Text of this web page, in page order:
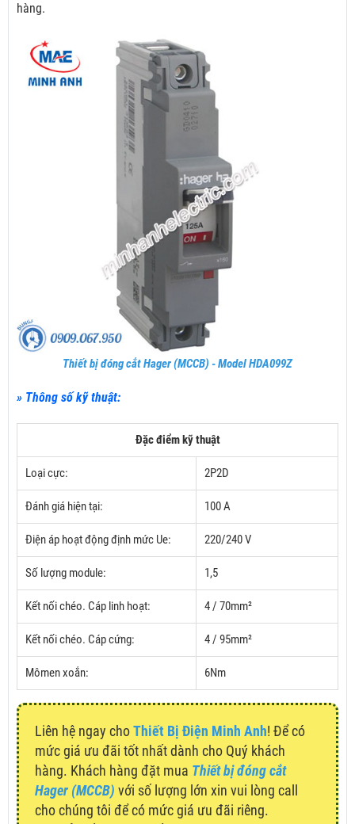
hàng.
Thiết bị đóng cắt Hager (MCCB) - Model HDA099Z
» Thông số kỹ thuật:
Đặc điểm kỹ thuật
Loại cực: 2P2D
Đánh giá hiện tại: 100 A
Điện áp hoạt động định mức Ue: 220/240 V
Số lượng module: 1,5
Kết nối chéo. Cáp linh hoạt: 4 / 70mm²
Kết nối chéo. Cáp cứng: 4 / 95mm²
Mômen xoắn: 6Nm
Liên hệ ngay choThiết Bị Điện Minh Anh! Để có
mức giá ưu đãi tốt nhất dành cho Quý khách
hàng. Khách hàng đặt mua Thiết bị đóng cắt
Hager (MCCB) với số lượng lớn xin vui lòng call
cho chúng tôi để có mức giá ưu đãi riêng.